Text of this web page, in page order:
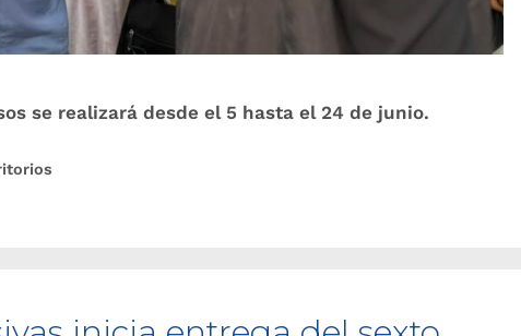
se realizará desde el 5 hasta el 24 de junio.